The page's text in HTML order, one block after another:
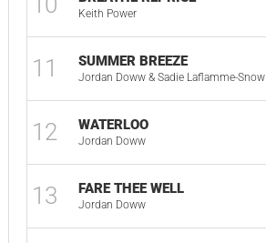
Keith Power
11 SUMMER BREEZE
Jordan Doww & Sadie Laflamme-Snow
12 WATERLOO
Jordan Doww
13 FARE THEE WELL
Jordan Doww